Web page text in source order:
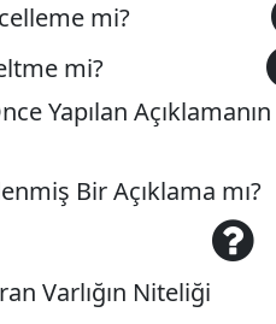
mi?
mi?
Yapılan Açıklamanın
Bir Açıklama mı?
Varlığın Niteliği